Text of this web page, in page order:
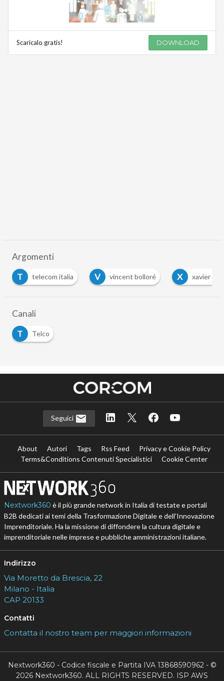
Scaricalo gratis! DOWNLOAD
Argomenti
T
telecom italia V vincent bolloré X xavier niel
Canali
T
Telco
Seguici
About Autori Tags Rss Feed
Privacy e Cookie Policy
Terms&Conditions Contenuti Specialistici
Cookie Center
Nextwork360 è il più grande network in Italia di testate e portali
B2B dedicati ai temi della Trasformazione Digitale e dell’Innovazione
Imprenditoriale. Ha la missione di diffondere la cultura digitale e
imprenditoriale nelle imprese e pubbliche amministrazioni italiane.
Indirizzo
Via Moretto da Brescia, 22
Milano - Italia
CAP 20133
Contatti
Contatta il nostro team per maggiori informazioni
Nextwork360 - Codice fiscale e Partita IVA 13868590962 - ©
2026 Nextwork360. ALL RIGHTS RESERVED. ISP AWS